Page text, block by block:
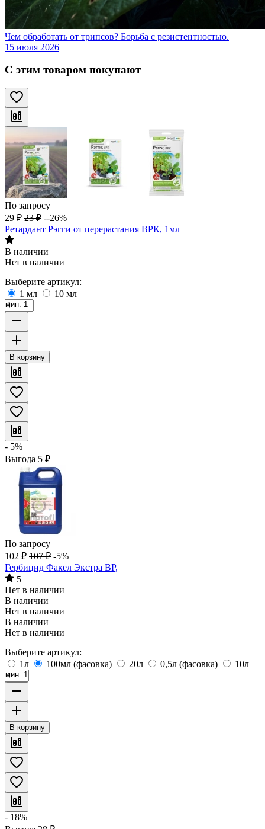
Чем обработать от трипсов? Борьба с резистентностью.
15 июля 2026
С этим товаром покупают
По запросу
29 ₽ 23 ₽ --26%
Ретардант Рэгги от перерастания ВРК, 1мл
В наличии
Нет в наличии
Выберите артикул:
1 мл
10 мл
мин. 1
В корзину
- 5%
Выгода 5 ₽
По запросу
102 ₽ 107 ₽ -5%
Гербицид Факел Экстра ВР,
5
Нет в наличии
В наличии
Нет в наличии
В наличии
Нет в наличии
Выберите артикул:
1л
100мл (фасовка) 20л 0,5л (фасовка) 10л
мин. 1
В корзину
- 18%